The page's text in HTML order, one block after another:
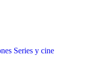
Series y cine